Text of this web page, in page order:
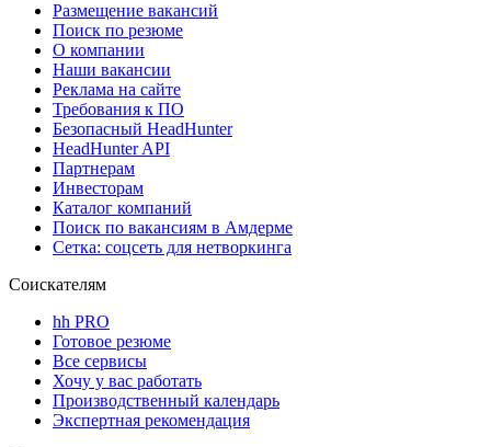
Размещение вакансий
Поиск по резюме
О компании
Наши вакансии
Реклама на сайте
Требования к ПО
Безопасный HeadHunter
HeadHunter API
Партнерам
Инвесторам
Каталог компаний
Поиск по вакансиям в Амдерме
Сетка: соцсеть для нетворкинга
Соискателям
hh PRO
Готовое резюме
Все сервисы
Хочу у вас работать
Производственный календарь
Экспертная рекомендация